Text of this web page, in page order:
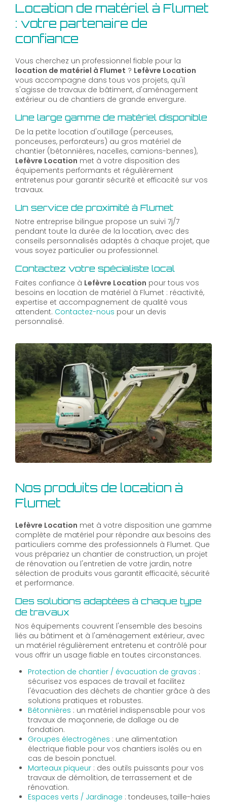
Location de matériel à Flumet
: votre partenaire de
confiance
Vous cherchez un professionnel fiable pour la
location de matériel à Flumet ? Lefèvre Location
vous accompagne dans tous vos projets, qu'il
s'agisse de travaux de bâtiment, d'aménagement
extérieur ou de chantiers de grande envergure.
Une large gamme de matériel disponible
De la petite location d'outillage (perceuses,
ponceuses, perforateurs) au gros matériel de
chantier (bétonnières, nacelles, camions-bennes),
Lefèvre Location met à votre disposition des
équipements performants et régulièrement
entretenus pour garantir sécurité et efficacité sur vos
travaux.
Un service de proximité à Flumet
Notre entreprise bilingue propose un suivi 7j/7
pendant toute la durée de la location, avec des
conseils personnalisés adaptés à chaque projet, que
vous soyez particulier ou professionnel.
Contactez votre spécialiste local
Faites confiance à Lefèvre Location pour tous vos
besoins en location de matériel à Flumet : réactivité,
expertise et accompagnement de qualité vous
attendent. Contactez-nous pour un devis
personnalisé.
Nos produits de location à
Flumet
Lefèvre Location met à votre disposition une gamme
complète de matériel pour répondre aux besoins des
particuliers comme des professionnels à Flumet. Que
vous prépariez un chantier de construction, un projet
de rénovation ou l'entretien de votre jardin, notre
sélection de produits vous garantit efficacité, sécurité
et performance.
Des solutions adaptées à chaque type
de travaux
Nos équipements couvrent l'ensemble des besoins
liés au bâtiment et à l'aménagement extérieur, avec
un matériel régulièrement entretenu et contrôlé pour
vous offrir un usage fiable en toutes circonstances.
Protection de chantier / évacuation de gravas :
sécurisez vos espaces de travail et facilitez
l'évacuation des déchets de chantier grâce à des
solutions pratiques et robustes.
Bétonnières : un matériel indispensable pour vos
travaux de maçonnerie, de dallage ou de
fondation.
Groupes électrogènes : une alimentation
électrique fiable pour vos chantiers isolés ou en
cas de besoin ponctuel.
Marteaux piqueur : des outils puissants pour vos
travaux de démolition, de terrassement et de
rénovation.
Espaces verts / Jardinage : tondeuses, taille-haies